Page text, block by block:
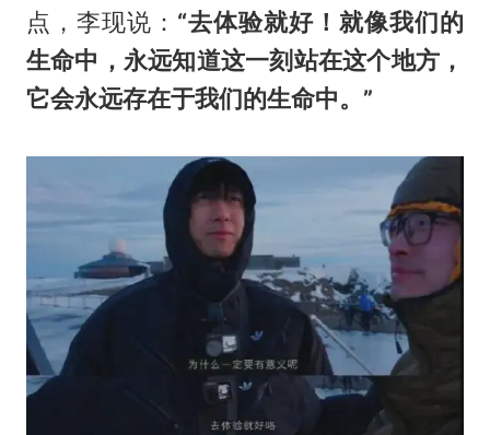
点，李现说： “去体验就好！就像我们的
生命中，永远知道这一刻站在这个地方，
它会永远存在于我们的生命中。”